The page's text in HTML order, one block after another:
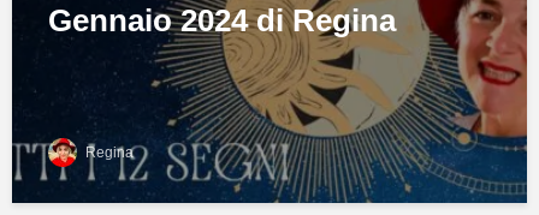
Gennaio 2024 di Regina
Regina